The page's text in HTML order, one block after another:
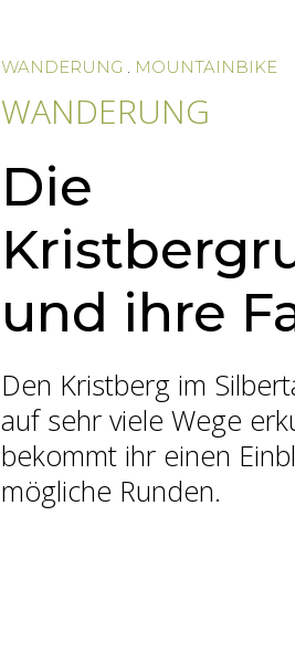
WANDERUNG . MOUNTAINBIKE
WANDERUNG
Die
und ihre
Den Kristberg im
auf sehr viele Wege
bekommt ihr einen
mögliche Runden.